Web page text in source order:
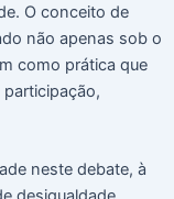
O conceito de
não apenas sob o
como prática que
neste debate, à